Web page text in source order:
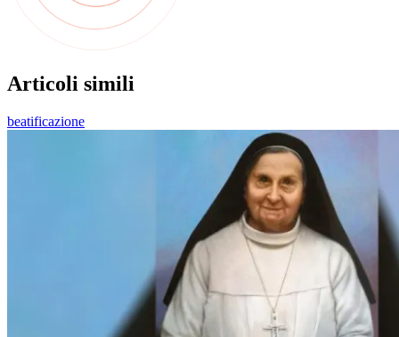
Articoli simili
beatificazione